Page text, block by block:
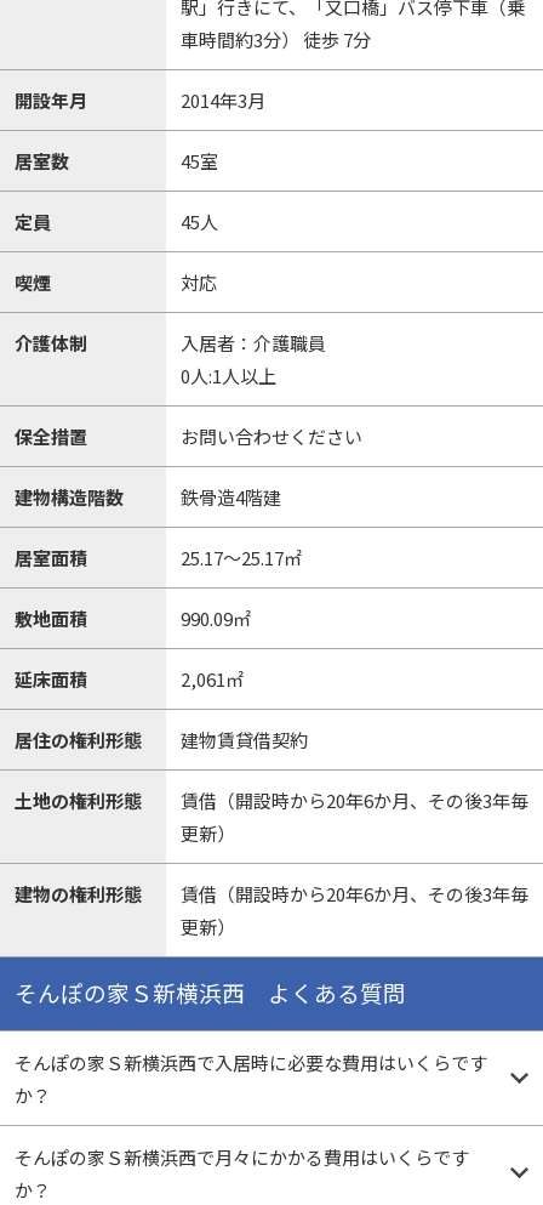
駅」行きにて、「又口橋」バス停下車（乗
車時間約3分） 徒歩 7分
開設年月 2014年3月
居室数 45室
定員 45人
喫煙 対応
介護体制
入居者：介護職員
0人:1人以上
保全措置 お問い合わせください
建物構造階数 鉄骨造4階建
居室面積 25.17～25.17㎡
敷地面積 990.09㎡
延床面積 2,061㎡
居住の権利形態 建物賃貸借契約
土地の権利形態
賃借（開設時から20年6か月、その後3年毎
更新）
建物の権利形態
賃借（開設時から20年6か月、その後3年毎
更新）
そんぽの家Ｓ新横浜西 よくある質問
そんぽの家Ｓ新横浜西で入居時に必要な費用はいくらです
か？
そんぽの家Ｓ新横浜西で月々にかかる費用はいくらです
か？